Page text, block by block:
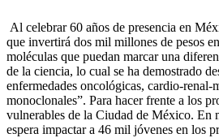
Al celebrar 60 años de presencia en
que invertirá dos mil millones de pesos
moléculas que puedan marcar una
de la ciencia, lo cual se ha demostrado
enfermedades oncológicas, cardio-
monoclonales”. Para hacer frente a los
vulnerables de la Ciudad de México. En
espera impactar a 46 mil jóvenes en los